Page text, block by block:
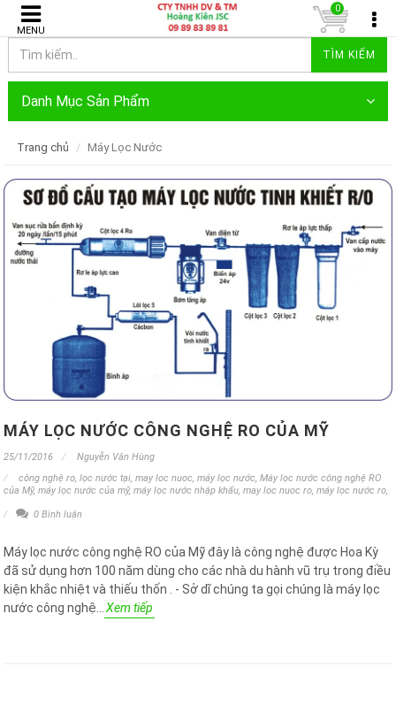
MENU
TÌM KIẾM
0
Danh Mục Sản Phẩm
Trang chủ Máy Lọc Nước
MÁY LỌC NƯỚC CÔNG NGHỆ RO CỦA MỸ
25/11/2016
Nguyễn Văn Hùng
công nghệ ro, lọc nước tại, may loc nuoc, máy lọc nước, Máy lọc nước công nghệ RO
của Mỹ, máy lọc nước của mỹ, máy lọc nước nhập khẩu, may loc nuoc ro, máy lọc nước ro,
0 Bình luận
Máy lọc nước công nghệ RO của Mỹ đây là công nghệ được Hoa Kỳ
đã sử dụng hơn 100 năm dùng cho các nhà du hành vũ trụ trong điều
kiện khắc nhiệt và thiếu thốn . - Sở dĩ chúng ta gọi chúng là máy lọc
nước công nghệ...
Xem tiếp